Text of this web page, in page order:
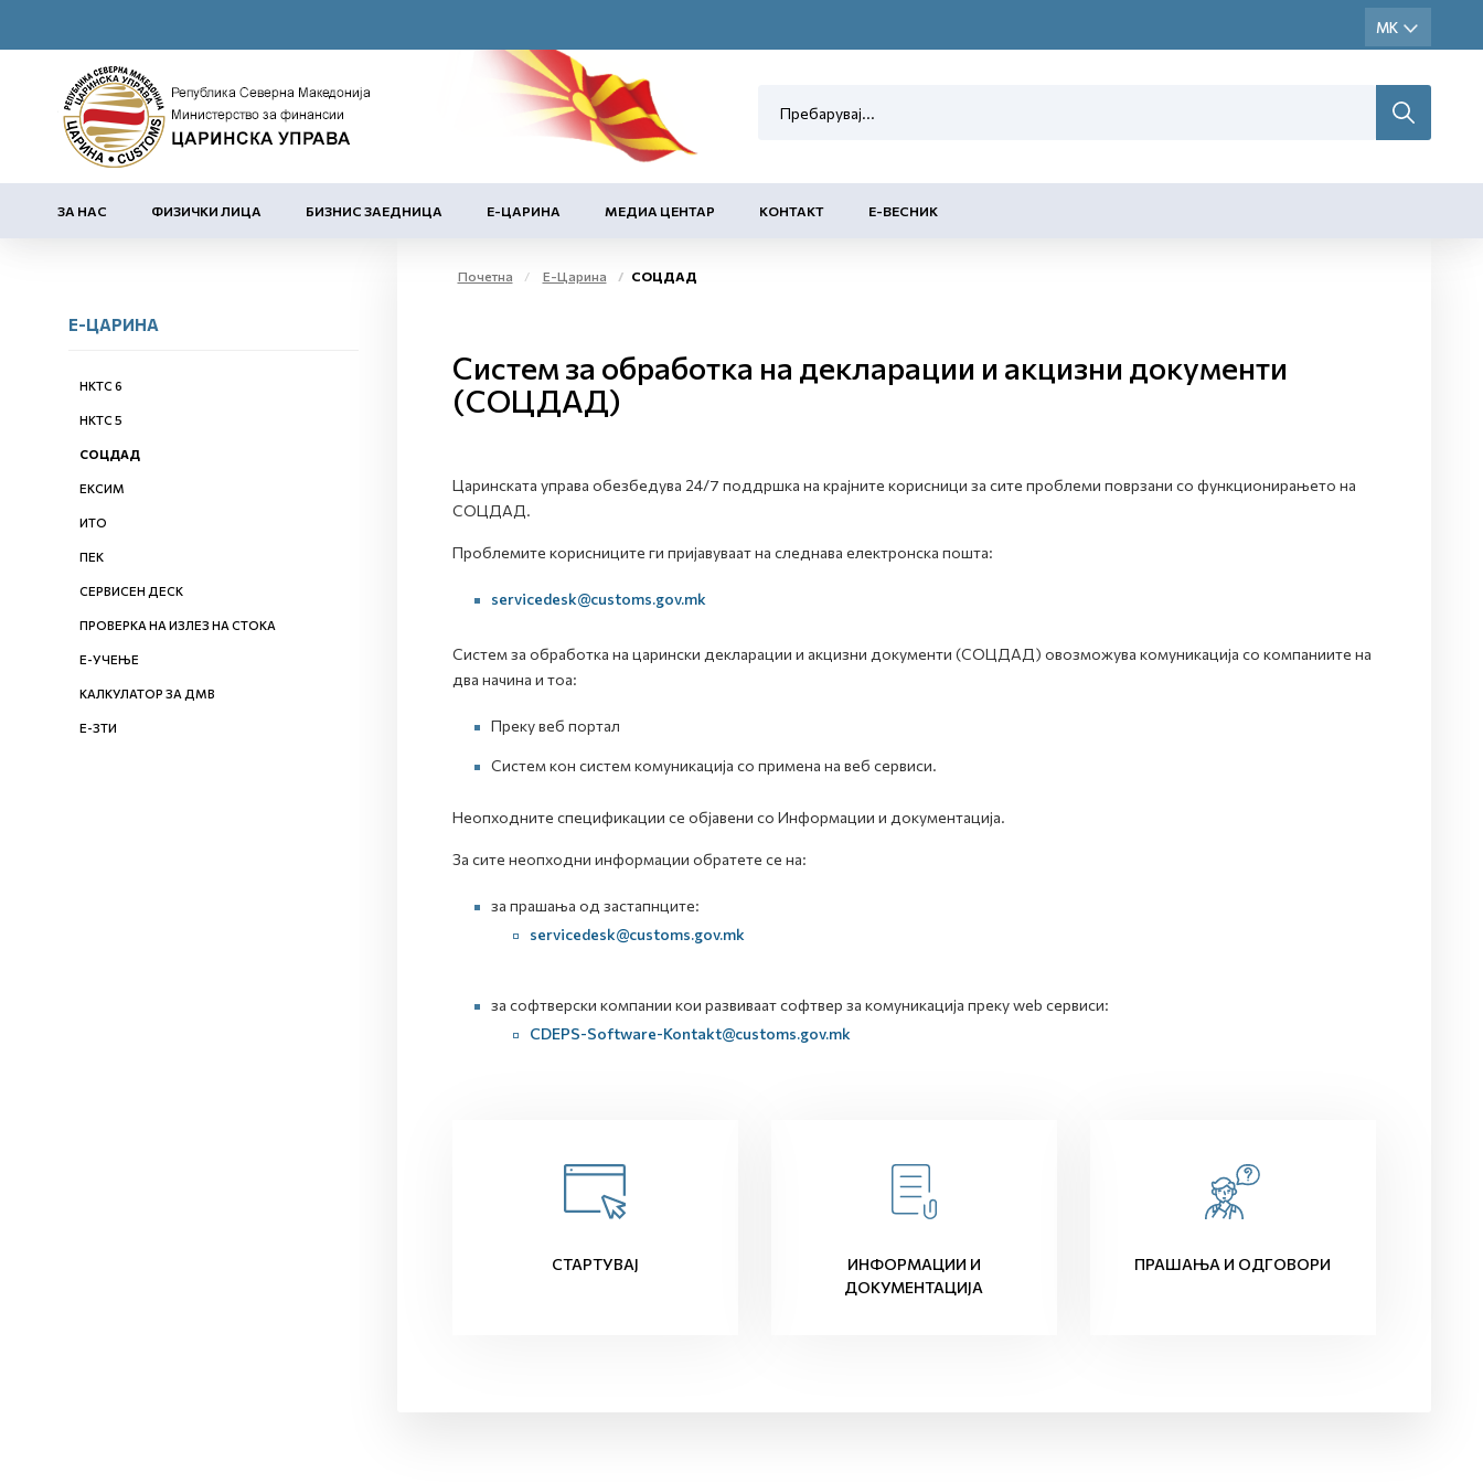
ЗА НАС ФИЗИЧКИ ЛИЦА БИЗНИС ЗАЕДНИЦА Е-ЦАРИНА МЕДИА ЦЕНТАР КОНТАКТ Е-ВЕСНИК
Е-ЦАРИНА
НКТС 6
НКТС 5
СОЦДАД
ЕКСИМ
ИТО
ПЕК
СЕРВИСЕН ДЕСК
ПРОВЕРКА НА ИЗЛЕЗ НА СТОКА
Е-УЧЕЊЕ
КАЛКУЛАТОР ЗА ДМВ
Е-ЗТИ
Почетна Е-Царина СОЦДАД
Систем за обработка на декларации и акцизни документи
(СОЦДАД)
Царинската управа обезбедува 24/7 поддршка на крајните корисници за сите проблеми поврзани со функционирањето на
СОЦДАД.
Проблемите корисниците ги пријавуваат на следнава електронска пошта:
servicedesk@customs.gov.mk
Систем за обработка на царински декларации и акцизни документи (СОЦДАД) овозможува комуникација со компаниите на
два начина и тоа:
Преку веб портал
Систем кон систем комуникација со примена на веб сервиси.
Неопходните спецификации се објавени со Информации и документација.
За сите неопходни информации обратете се на:
за прашања од застапнците:
servicedesk@customs.gov.mk
за софтверски компании кои развиваат софтвер за комуникација преку web сервиси:
CDEPS-Software-Kontakt@customs.gov.mk
СТАРТУВАЈ
ИНФОРМАЦИИ И
ДОКУМЕНТАЦИЈА
ПРАШАЊА И ОДГОВОРИ